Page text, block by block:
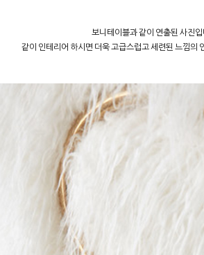
보니테이블과 같이 연출된 사진
같이 인테리어 하시면 더욱 고급스럽고 세련된 느낌의